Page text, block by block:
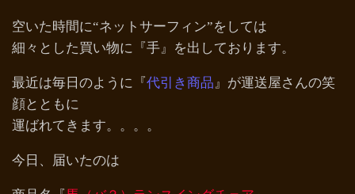
空いた時間に“ネットサーフィン”をしては
細々とした買い物に『手』を出しております。
最近は毎日のように『代引き商品』が運送屋さんの笑
顔とともに
運ばれてきます。。。。
今日、届いたのは